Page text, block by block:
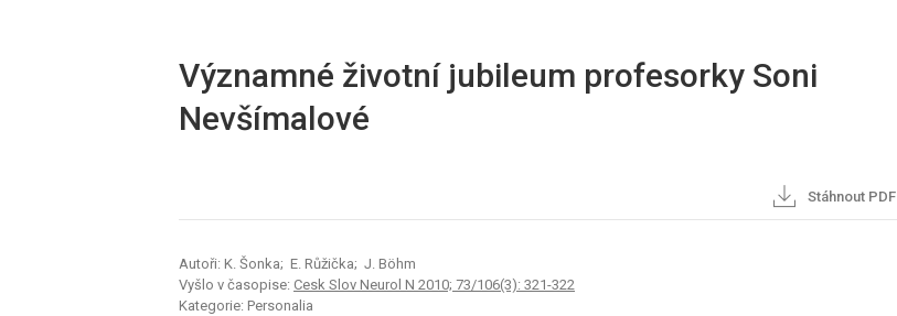
Významné životní jubileum profesorky Soni
Nevšímalové
Stáhnout PDF
Autoři: K. Šonka; E. Růžička; J. Böhm
Vyšlo v časopise: Cesk Slov Neurol N 2010; 73/106(3): 321-322
Kategorie: Personalia